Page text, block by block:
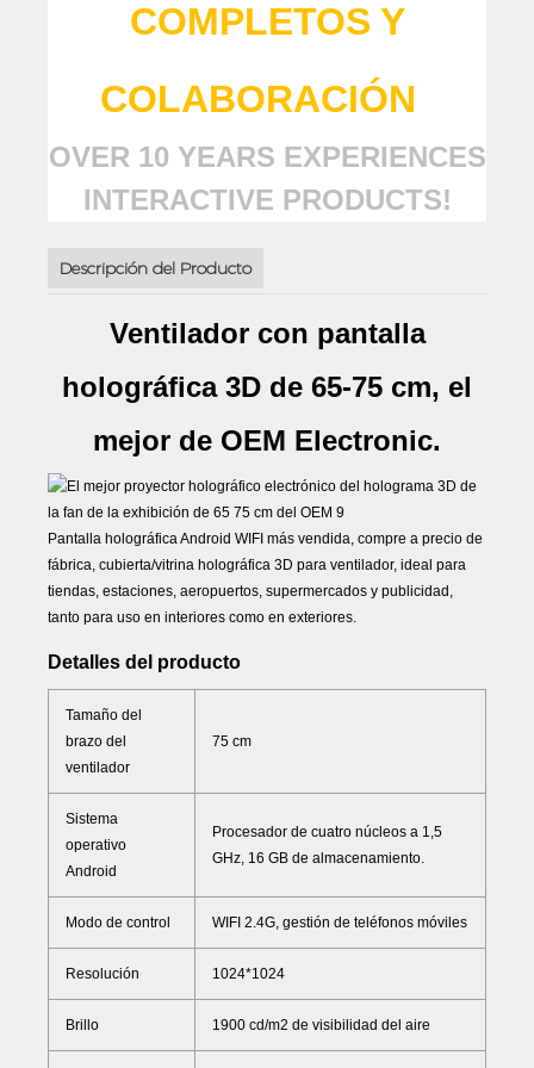
COMPLETOS Y
COLABORACIÓN
OVER 10 YEARS EXPERIENCES
INTERACTIVE PRODUCTS!
Descripción del Producto
Ventilador con pantalla
holográfica 3D de 65-75 cm, el
mejor de OEM Electronic.
Pantalla holográfica Android WIFI más vendida, compre a precio de
fábrica, cubierta/vitrina holográfica 3D para ventilador, ideal para
tiendas, estaciones, aeropuertos, supermercados y publicidad,
tanto para uso en interiores como en exteriores.
Detalles del producto
Tamaño del
brazo del
ventilador
75 cm
Sistema
operativo
Android
Procesador de cuatro núcleos a 1,5
GHz, 16 GB de almacenamiento.
Modo de control WIFI 2.4G, gestión de teléfonos móviles
Resolución 1024*1024
Brillo 1900 cd/m2 de visibilidad del aire